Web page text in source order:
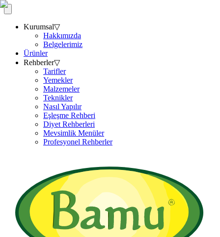
Kurumsal▽
Hakkımızda
Belgelerimiz
Ürünler
Rehberler▽
Tarifler
Yemekler
Malzemeler
Teknikler
Nasıl Yapılır
Eşleşme Rehberi
Diyet Rehberleri
Mevsimlik Menüler
Profesyonel Rehberler